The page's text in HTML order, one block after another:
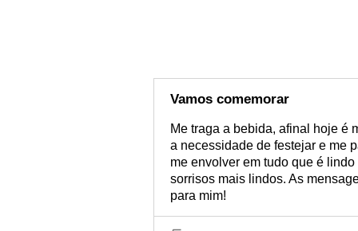
Vamos comemorar
Me traga a bebida, afinal hoje é
a necessidade de festejar e me
me envolver em tudo que é
sorrisos mais lindos. As
para mim!